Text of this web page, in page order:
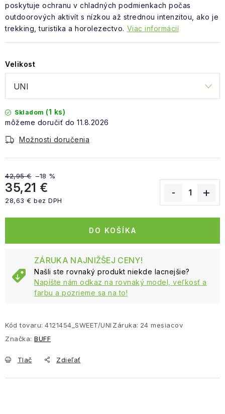
poskytuje ochranu v chladných podmienkach počas
outdoorových aktivít s nízkou až strednou intenzitou, ako je
trekking, turistika a horolezectvo. Viac informácií
Velikost
Skladom (1 ks)
11.8.2026
Možnosti doručenia
42,95 € –18 %
35,21 €
28,63 € bez DPH
DO KOŠÍKA
ZÁRUKA NAJNIŽŠEJ CENY!
Našli ste rovnaký produkt niekde lacnejšie?
Napíšte nám odkaz na rovnaký model, veľkosť a
farbu a pozrieme sa na to!
Kód tovaru: 4121454_SWEET/UNI Záruka: 24 mesiacov
Značka: BUFF
Tlač Zdieľať